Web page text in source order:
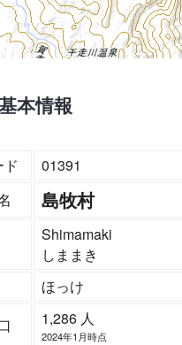
本情報
01391
島牧村
Shimamaki
しままき
ほっけ
1,286 人
2024年1月時点